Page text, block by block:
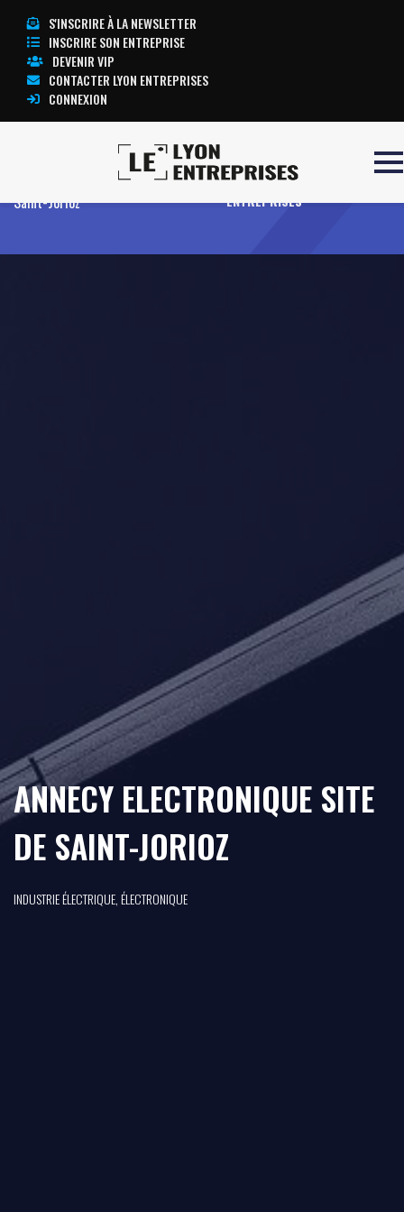
S'INSCRIRE À LA NEWSLETTER
INSCRIRE SON ENTREPRISE
DEVENIR VIP
CONTACTER LYON ENTREPRISES
CONNEXION
ANNECY ELECTRONIQUE Site de
Saint-Jorioz
TOUTE L’ACTUALITÉ LYON
ENTREPRISES
ANNECY ELECTRONIQUE SITE
DE SAINT-JORIOZ
INDUSTRIE ÉLECTRIQUE, ÉLECTRONIQUE